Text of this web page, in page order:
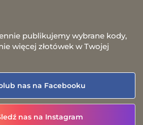
publikujemy wybrane kody,
więcej złotówek w Twojej
nas na Facebooku
nas na Instagram